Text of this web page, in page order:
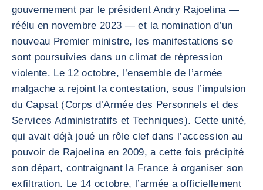
gouvernement par le président Andry Rajoelina —
réélu en novembre 2023 — et la nomination d’un
nouveau Premier ministre, les manifestations se
sont poursuivies dans un climat de répression
violente. Le 12 octobre, l’ensemble de l’armée
malgache a rejoint la contestation, sous l’impulsion
du Capsat (Corps d’Armée des Personnels et des
Services Administratifs et Techniques). Cette unité,
qui avait déjà joué un rôle clef dans l’accession au
pouvoir de Rajoelina en 2009, a cette fois précipité
son départ, contraignant la France à organiser son
exfiltration. Le 14 octobre, l’armée a officiellement